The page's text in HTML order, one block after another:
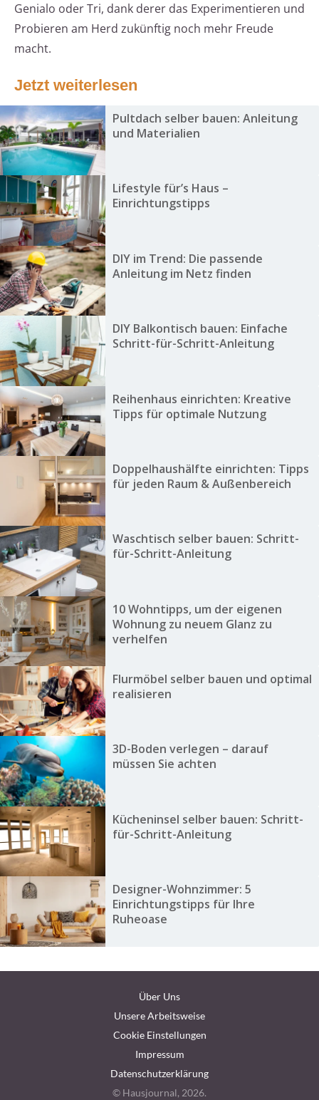
Genialo oder Tri, dank derer das Experimentieren und
Probieren am Herd zukünftig noch mehr Freude
macht.
Jetzt weiterlesen
Pultdach selber bauen: Anleitung
und Materialien
Lifestyle für’s Haus –
Einrichtungstipps
DIY im Trend: Die passende
Anleitung im Netz finden
DIY Balkontisch bauen: Einfache
Schritt-für-Schritt-Anleitung
Reihenhaus einrichten: Kreative
Tipps für optimale Nutzung
Doppelhaushälfte einrichten: Tipps
für jeden Raum & Außenbereich
Waschtisch selber bauen: Schritt-
für-Schritt-Anleitung
10 Wohntipps, um der eigenen
Wohnung zu neuem Glanz zu
verhelfen
Flurmöbel selber bauen und optimal
realisieren
3D-Boden verlegen – darauf
müssen Sie achten
Kücheninsel selber bauen: Schritt-
für-Schritt-Anleitung
Designer-Wohnzimmer: 5
Einrichtungstipps für Ihre
Ruheoase
Über Uns
Unsere Arbeitsweise
Cookie Einstellungen
Impressum
Datenschutzerklärung
© Hausjournal, 2026.